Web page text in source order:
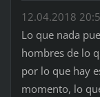
12.04.2018
Lo que nada
hombres de lo
por lo que hay
momento, lo